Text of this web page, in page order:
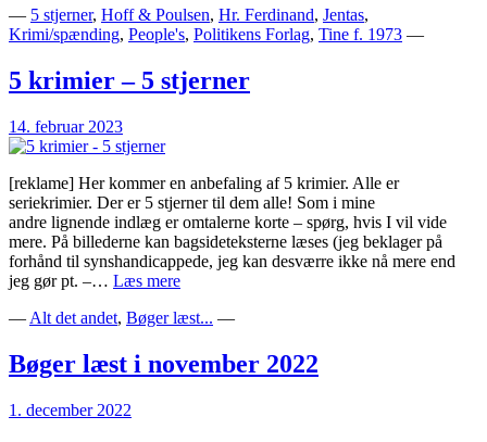
— 5 stjerner, Hoff & Poulsen, Hr. Ferdinand, Jentas,
Krimi/spænding, People's, Politikens Forlag, Tine f. 1973 —
5 krimier – 5 stjerner
14. februar 2023
[reklame] Her kommer en anbefaling af 5 krimier. Alle er
seriekrimier. Der er 5 stjerner til dem alle! Som i mine
andre lignende indlæg er omtalerne korte – spørg, hvis I vil vide
mere. På billederne kan bagsideteksterne læses (jeg beklager på
forhånd til synshandicappede, jeg kan desværre ikke nå mere end
jeg gør pt. –… Læs mere5
–
stjerner
— Alt det andet, Bøger læst... —
Bøger læst i november 2022
1. december 2022